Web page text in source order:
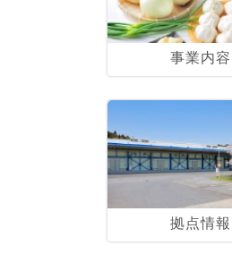
事業内容
拠点情報